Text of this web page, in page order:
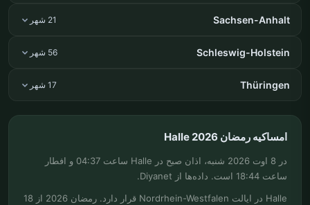
Sachsen-Anhalt 21 شهر
Schleswig-Holstein 56 شهر
Thüringen 17 شهر
امساکیه رمضان Halle 2026
در 8 اوت 2026 شنبه، اذان صبح در Halle ساعت 04:37 و افطار
ساعت 18:44 است. داده‌ها از Diyanet.
Halle در ایالت Nordrhein-Westfalen قرار دارد. رمضان 2026 از 18